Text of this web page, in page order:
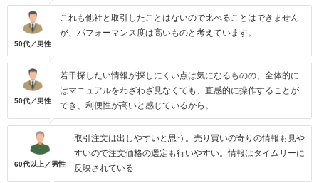
50代／男性
これも他社と取引したことはないので比べることはできません
が、パフォーマンス度は高いものと考えています。
50代／男性
若干探したい情報が探しにくい点は気になるものの、全体的に
はマニュアルをわざわざ見なくても、直感的に操作することが
でき、利便性が高いと感じているから。
60代以上／男性
取引注文は出しやすいと思う。売り買いの寄りの情報も見や
すいので注文価格の選定も行いやすい。情報はタイムリーに
反映されている